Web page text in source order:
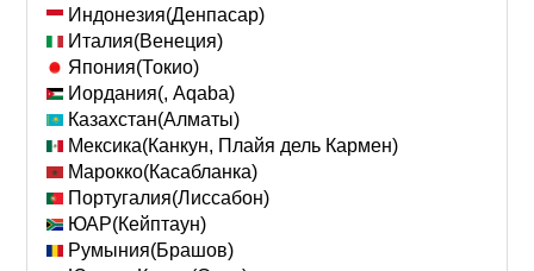
Индонезия(Денпасар)
Италия(Венеция)
Япония(Токио)
Иордания(, Aqaba)
Казахстан(Алматы)
Мексика(Канкун, Плайя дель Кармен)
Марокко(Касабланка)
Португалия(Лиссабон)
ЮАР(Кейптаун)
Румыния(Брашов)